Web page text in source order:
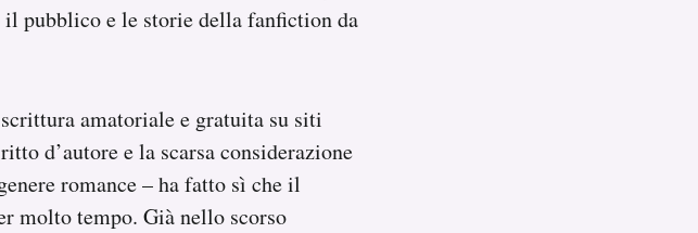
pubblico e le storie della fanfiction da
amatoriale e gratuita su siti
d’autore e la scarsa considerazione
romance – ha fatto sì che il
molto tempo. Già nello scorso